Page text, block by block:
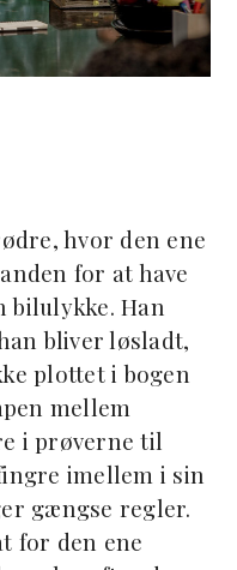
hvor den ene
for at have
Han
bliver løsladt,
plottet i bogen
mellem
i prøverne til
imellem i sin
gængse regler.
for den ene